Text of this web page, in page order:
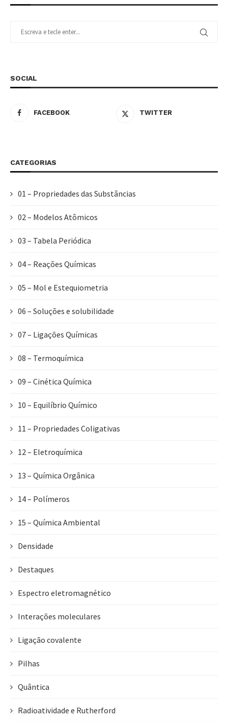
SOCIAL
FACEBOOK TWITTER
CATEGORIAS
01 – Propriedades das Substâncias
02 – Modelos Atômicos
03 – Tabela Periódica
04 – Reações Químicas
05 – Mol e Estequiometria
06 – Soluções e solubilidade
07 – Ligações Químicas
08 – Termoquímica
09 – Cinética Química
10 – Equilíbrio Químico
11 – Propriedades Coligativas
12 – Eletroquímica
13 – Química Orgânica
14 – Polímeros
15 – Química Ambiental
Densidade
Destaques
Espectro eletromagnético
Interações moleculares
Ligação covalente
Pilhas
Quântica
Radioatividade e Rutherford